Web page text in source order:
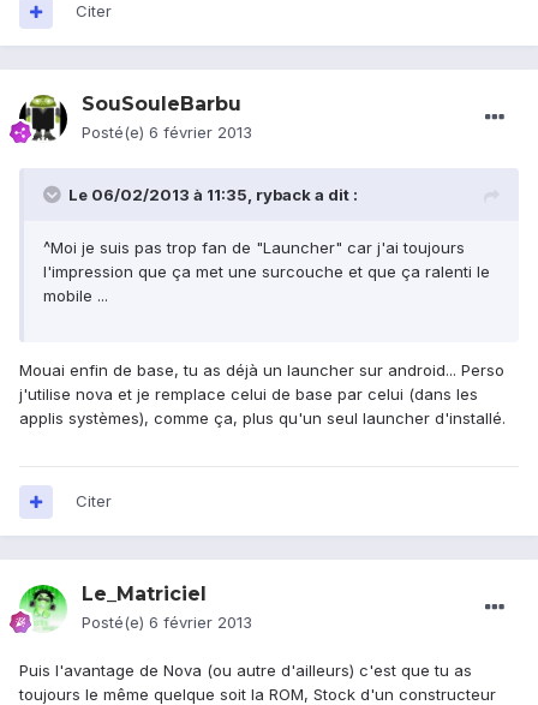
Citer
SouSouleBarbu
Posté(e) 6 février 2013
Le 06/02/2013 à 11:35, ryback a dit :
^Moi je suis pas trop fan de "Launcher" car j'ai toujours
l'impression que ça met une surcouche et que ça ralenti le
mobile ...
Mouai enfin de base, tu as déjà un launcher sur android... Perso
j'utilise nova et je remplace celui de base par celui (dans les
applis systèmes), comme ça, plus qu'un seul launcher d'installé.
Citer
Le_Matriciel
Posté(e) 6 février 2013
Puis l'avantage de Nova (ou autre d'ailleurs) c'est que tu as
toujours le même quelque soit la ROM, Stock d'un constructeur